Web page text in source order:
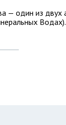
— один из двух
Водах).